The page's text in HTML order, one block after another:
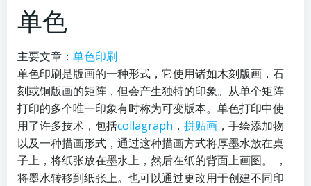
单色
主要文章： 单色印刷
单色印刷是版画的一种形式，它使用诸如木刻版画，石
刻或铜版画的矩阵，但会产生独特的印象。从单个矩阵
打印的多个唯一印象有时称为可变版本。单色打印中使
用了许多技术，包括collagraph ， 拼贴画 ，手绘添加物
以及一种描画形式，通过这种描画方式将厚墨水放在桌
子上，将纸张放在墨水上，然后在纸的背面上画图。 ，
将墨水转移到纸张上。也可以通过更改用于创建不同印